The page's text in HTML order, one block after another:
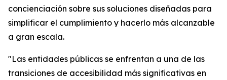
concienciación sobre sus soluciones diseñadas para
simplificar el cumplimiento y hacerlo más alcanzable
a gran escala.
"Las entidades públicas se enfrentan a una de las
transiciones de accesibilidad más significativas en